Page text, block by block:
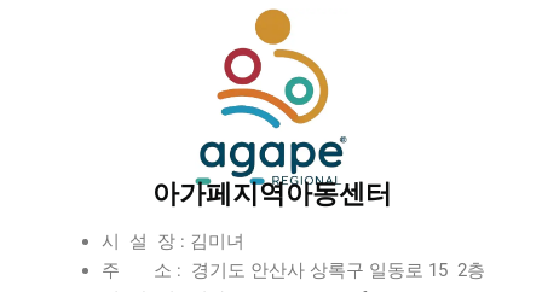
아가페지역아동센터
시 설 장 : 김미녀
주 소 : 경기도 안산사 상록구 일동로 15 2층